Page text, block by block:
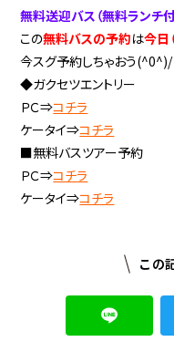
無料送迎バス（無料ランチ付
この無料バスの予約は今日
今スグ予約しちゃおう(^0^)/
◆ガクセツエントリー
ＰＣ⇒コチラ
ケータイ⇒コチラ
■無料バスツアー予約
ＰＣ⇒コチラ
ケータイ⇒コチラ
この